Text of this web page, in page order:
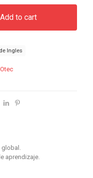
is:
Add to cart
Ingles
aprendizaje.